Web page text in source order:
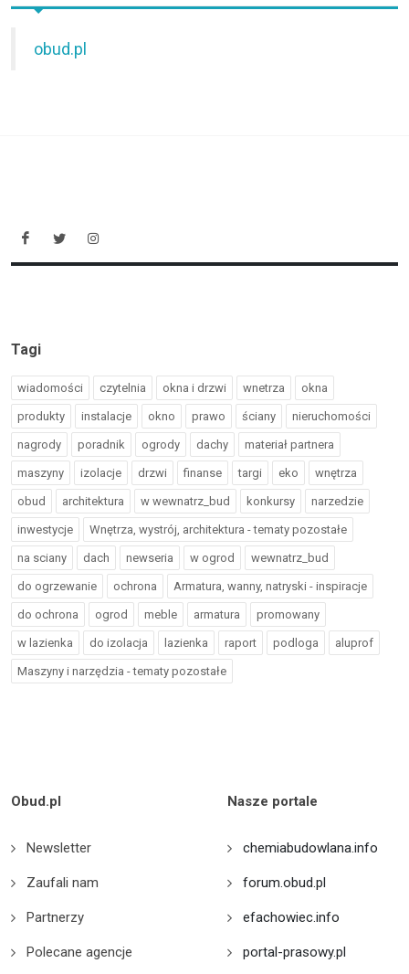
obud.pl
Tagi
wiadomości czytelnia okna i drzwi wnetrza okna
produkty instalacje okno prawo ściany nieruchomości
nagrody poradnik ogrody dachy materiał partnera
maszyny izolacje drzwi finanse targi eko wnętrza
obud architektura w wewnatrz_bud konkursy narzedzie
inwestycje Wnętrza, wystrój, architektura - tematy pozostałe
na sciany dach newseria w ogrod wewnatrz_bud
do ogrzewanie ochrona Armatura, wanny, natryski - inspiracje
do ochrona ogrod meble armatura promowany
w lazienka do izolacja lazienka raport podloga aluprof
Maszyny i narzędzia - tematy pozostałe
Obud.pl
Newsletter
Zaufali nam
Partnerzy
Polecane agencje
Nasze portale
chemiabudowlana.info
forum.obud.pl
efachowiec.info
portal-prasowy.pl